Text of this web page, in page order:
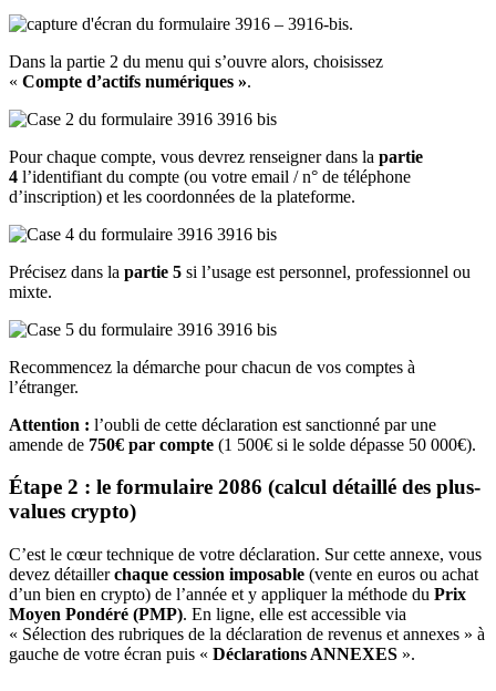
Dans la partie 2 du menu qui s’ouvre alors, choisissez
« Compte d’actifs numériques ».
Pour chaque compte, vous devrez renseigner dans la partie
4 l’identifiant du compte (ou votre email / n° de téléphone
d’inscription) et les coordonnées de la plateforme.
Précisez dans la partie 5 si l’usage est personnel, professionnel ou
mixte.
Recommencez la démarche pour chacun de vos comptes à
l’étranger.
Attention : l’oubli de cette déclaration est sanctionné par une
amende de 750€ par compte (1 500€ si le solde dépasse 50 000€).
Étape 2 : le formulaire 2086 (calcul détaillé des plus-
values crypto)
C’est le cœur technique de votre déclaration. Sur cette annexe, vous
devez détaillerchaque cession imposable (vente en euros ou achat
d’un bien en crypto) de l’année et y appliquer la méthode du Prix
Moyen Pondéré (PMP). En ligne, elle est accessible via
« Sélection des rubriques de la déclaration de revenus et annexes » à
gauche de votre écran puis « Déclarations ANNEXES ».